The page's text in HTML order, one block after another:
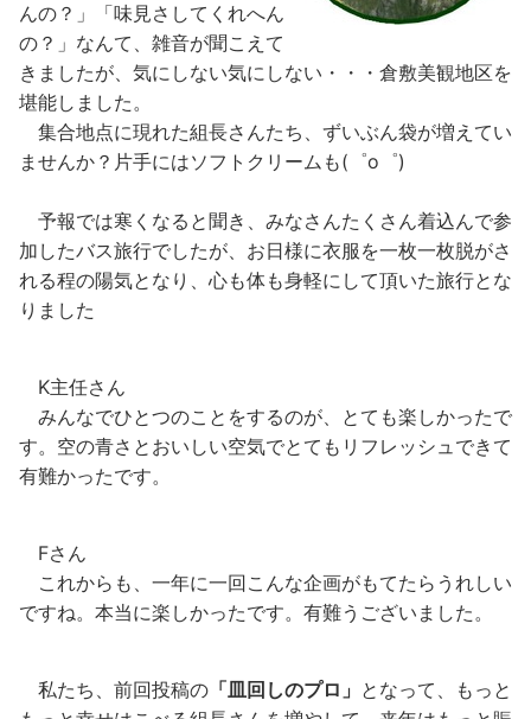
んの？」「味見さしてくれへん
の？」なんて、雑音が聞こえて
きましたが、気にしない気にしない・・・倉敷美観地区を
堪能しました。
集合地点に現れた組長さんたち、ずいぶん袋が増えてい
ませんか？片手にはソフトクリームも(゜o゜)
予報では寒くなると聞き、みなさんたくさん着込んで参
加したバス旅行でしたが、お日様に衣服を一枚一枚脱がさ
れる程の陽気となり、心も体も身軽にして頂いた旅行とな
りました
K主任さん
みんなでひとつのことをするのが、とても楽しかったで
す。空の青さとおいしい空気でとてもリフレッシュできて
有難かったです。
Fさん
これからも、一年に一回こんな企画がもてたらうれしい
ですね。本当に楽しかったです。有難うございました。
私たち、前回投稿の 「皿回しのプロ」 となって、もっと